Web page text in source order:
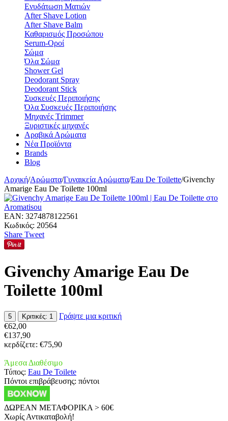
Ενυδάτωση Ματιών
After Shave Lotion
After Shave Balm
Καθαρισμός Προσώπου
Serum-Οροί
Σώμα
Όλα Σώμα
Shower Gel
Deodorant Spray
Deodorant Stick
Συσκευές Περιποιήσης
Όλα Συσκευές Περιποιήσης
Μηχανές Τrimmer
Ξυριστικές μηχανές
Αραβικά Αρώματα
Νέα Προϊόντα
Brands
Blog
Αρχική/Αρώματα/Γυναικεία Αρώματα/Eau De Toilette/Givenchy
Amarige Eau De Toilette 100ml
EAN: 3274878122561
Κωδικός: 20564
Share Tweet
Givenchy Amarige Eau De
Toilette 100ml
5 Κριτικές: 1
Γράψτε μια κριτική
€62,00
€137,90
κερδίζετε: €75,90
Άμεσα Διαθέσιμο
Τύπος: Eau De Toilete
Πόντοι επιβράβευσης: πόντοι
ΔΩΡΕΑΝ ΜΕΤΑΦΟΡΙΚΑ > 60€
Χωρίς Αντικαταβολή!